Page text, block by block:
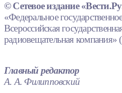
© Сетевое издание
«Федеральное
Всероссийская
радиовещательная
Главный редактор
А. А. Филипповский